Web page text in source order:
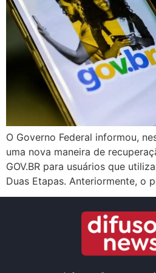
O Governo Federal informou,
uma nova maneira de
GOV.BR para usuários que
Duas Etapas. Anteriormente, o